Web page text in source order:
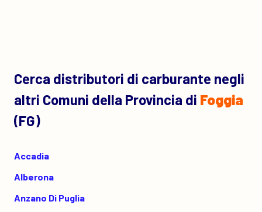
Cerca distributori di carburante negli
altri Comuni della Provincia di Foggia
(FG)
Accadia
Alberona
Anzano Di Puglia